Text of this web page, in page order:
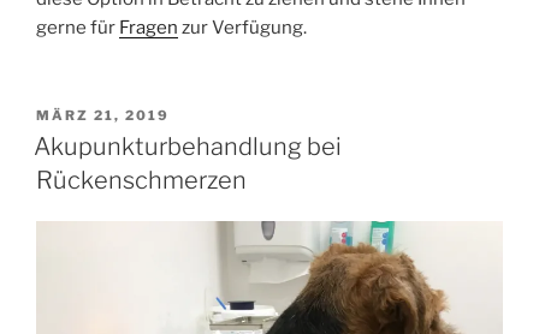
gerne für Fragen zur Verfügung.
VERÖFFENTLICHT
AM
MÄRZ 21, 2019
Akupunkturbehandlung bei
Rückenschmerzen